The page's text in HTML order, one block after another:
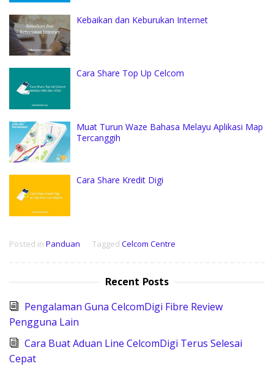
Kebaikan dan Keburukan Internet
Cara Share Top Up Celcom
Muat Turun Waze Bahasa Melayu Aplikasi Map
Tercanggih
Cara Share Kredit Digi
Posted in Panduan Tagged Celcom Centre
Recent Posts
Pengalaman Guna CelcomDigi Fibre Review
Pengguna Lain
Cara Buat Aduan Line CelcomDigi Terus Selesai
Cepat